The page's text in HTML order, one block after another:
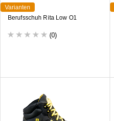
Varianten
Berufsschuh Rita Low O1
(0)